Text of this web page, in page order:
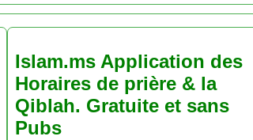
Islam.ms Application des
Horaires de prière & la
Qiblah. Gratuite et sans
Pubs